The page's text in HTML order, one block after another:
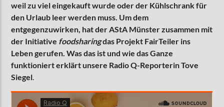
MOEBIUS
12:00 24:00
ZU HÖREN IN Steinfurt 103,9 MHz
weil zu viel eingekauft wurde oder der Kühlschrank für
den Urlaub leer werden muss. Um dem
entgegenzuwirken, hat der AStA Münster zusammen mit
der Initiative foodsharingdas Projekt FairTeiler ins
Leben gerufen. Was das ist und wie das Ganze
funktioniert erklärt unsere Radio Q-Reporterin Tove
Siegel.